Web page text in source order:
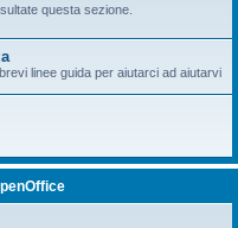
questa sezione.
linee guida per aiutarci ad aiutarvi